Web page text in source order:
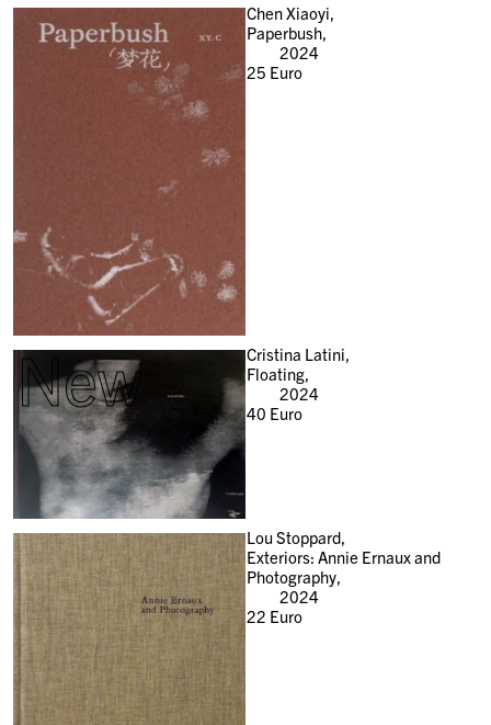
Chen Xiaoyi,
Paperbush,
2024
25 Euro
New
Cristina Latini,
Floating,
2024
40 Euro
Lou Stoppard,
Exteriors: Annie Ernaux and
Photography,
2024
22 Euro